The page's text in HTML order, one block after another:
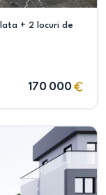
+ 2 locuri de
170 000